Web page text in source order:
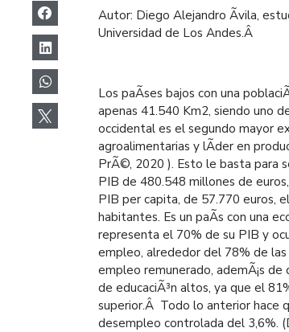
Autor: Diego Alejandro Ãvila,
Universidad de Los Andes.Â
Los paÃ­ses bajos con una
apenas 41.540 Km2, siendo uno
occidental es el segundo mayor
agroalimentarias y lÃ­der en
PrÃ©, 2020 ). Esto le basta para
PIB de 480.548 millones de
PIB per capita, de 57.770 euros,
habitantes. Es un paÃ­s con una
representa el 70% de su PIB y
empleo, alrededor del 78% de
empleo remunerado, ademÃ¡s
de educaciÃ³n altos, ya que el
superior.Â Todo lo anterior hace
desempleo controlada del 3,6%.